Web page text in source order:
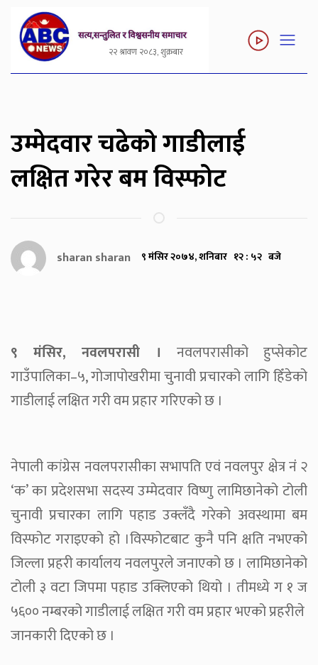
२२ श्रावण २०८३, शुक्रबार
उम्मेदवार चढेको गाडीलाई
लक्षित गरेर बम विस्फोट
sharan sharan ९ मंसिर २०७४, शनिबार १२ : ५२ बजे
९ मंसिर, नवलपरासी । नवलपरासीको हुप्सेकोट
गाउँपालिका–५, गोजापोखरीमा चुनावी प्रचारको लागि हिँडेको
गाडीलाई लक्षित गरी वम प्रहार गरिएको छ ।
नेपाली कांग्रेस नवलपरासीका सभापति एवं नवलपुर क्षेत्र नंं २
‘क’ का प्रदेशसभा सदस्य उम्मेदवार विष्णु लामिछानेको टोली
चुनावी प्रचारका लागि पहाड उक्लँदै गरेको अवस्थामा बम
विस्फोट गराइएको हो ।विस्फोटबाट कुनै पनि क्षति नभएको
जिल्ला प्रहरी कार्यालय नवलपुरले जनाएको छ । लामिछानेको
टोली ३ वटा जिपमा पहाड उक्लिएको थियो । तीमध्ये ग १ ज
५६०० नम्बरको गाडीलाई लक्षित गरी वम प्रहार भएको प्रहरीले
जानकारी दिएको छ ।